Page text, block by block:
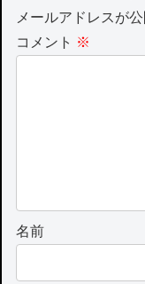
メールアドレスが
コメント ※
名前